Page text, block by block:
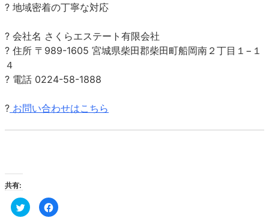
? 地域密着の丁寧な対応
? 会社名 さくらエステート有限会社
? 住所 〒989-1605 宮城県柴田郡柴田町船岡南２丁目１−１
４
? 電話 0224-58-1888
? お問い合わせはこちら
共有:
ク
リ
Facebook
で